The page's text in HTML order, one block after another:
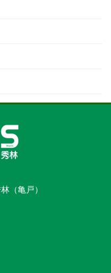
（亀戸）